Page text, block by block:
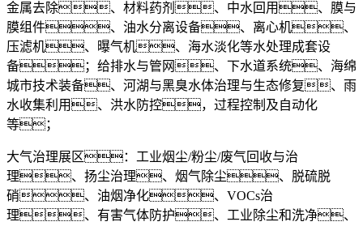
金属去除、材料药剂、中水回用、膜与
膜组件、油水分离设备、离心机、
压滤机、曝气机、海水淡化等水处理成套设
备；给排水与管网、下水道系统、海绵
城市技术装备、河湖与黑臭水体治理与生态修复、雨
水收集利用、洪水防控，过程控制及自动化
等；
大气治理展区：工业烟尘/粉尘/废气回收与治
理、扬尘治理、烟气除尘、脱硫脱
硝、油烟净化、VOCs治
理、有害气体防护、工业除尘和洗净、